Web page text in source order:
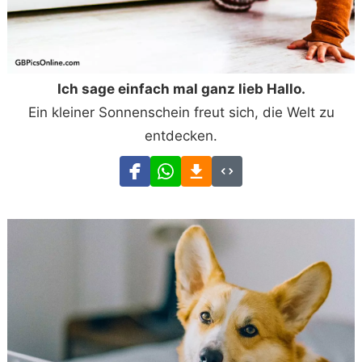
Ich sage einfach mal ganz lieb Hallo.
Ein kleiner Sonnenschein freut sich, die Welt zu
entdecken.